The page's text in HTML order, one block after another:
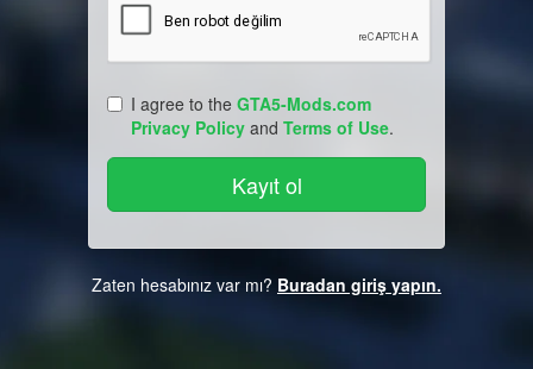
I agree to the GTA5-Mods.com
Privacy Policy and Terms of Use.
Zaten hesabınız var mı? Buradan giriş yapın.